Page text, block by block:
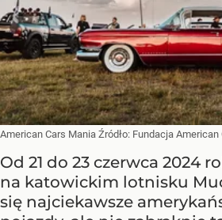
American Cars Mania Źródło: Fundacja American
Od 21 do 23 czerwca 2024
na katowickim lotnisku
się najciekawsze